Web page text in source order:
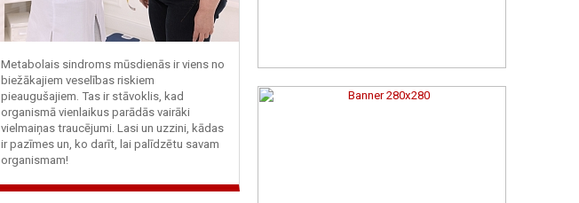
Metabolais sindroms mūsdienās ir viens no
biežākajiem veselības riskiem
pieaugušajiem. Tas ir stāvoklis, kad
organismā vienlaikus parādās vairāki
vielmaiņas traucējumi. Lasi un uzzini, kādas
ir pazīmes un, ko darīt, lai palīdzētu savam
organismam!